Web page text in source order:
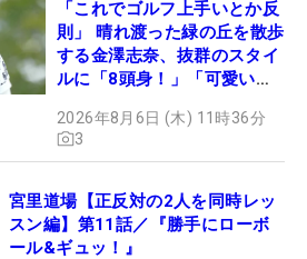
「これでゴルフ上手いとか反
則」 晴れ渡った緑の丘を散歩
する金澤志奈、抜群のスタイ
ルに「8頭身！」「可愛いに
2026年8月6日 (木) 11時36分
3
宮里道場【正反対の2人を同時レッ
スン編】第11話／『勝手にローボ
ール&ギュッ！』